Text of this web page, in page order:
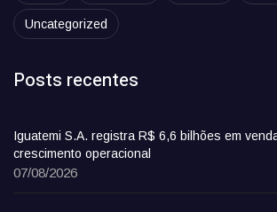
Uncategorized
Posts recentes
Iguatemi S.A. registra R$ 6,6 bilhões em
crescimento operacional
07/08/2026